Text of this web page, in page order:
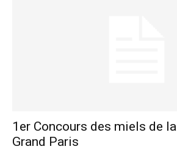
1er Concours des miels de
Grand Paris